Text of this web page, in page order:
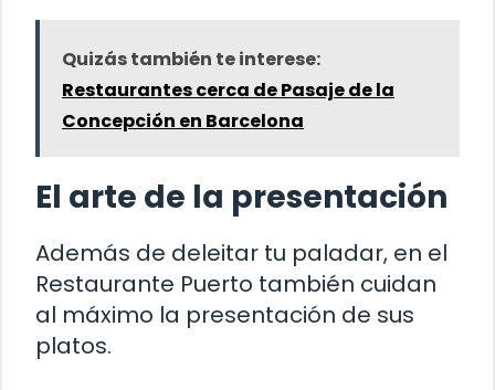
Quizás también te interese:
Restaurantes cerca de Pasaje de la
Concepción en Barcelona
El arte de la presentación
Además de deleitar tu paladar, en el
Restaurante Puerto también cuidan
al máximo la presentación de sus
platos.